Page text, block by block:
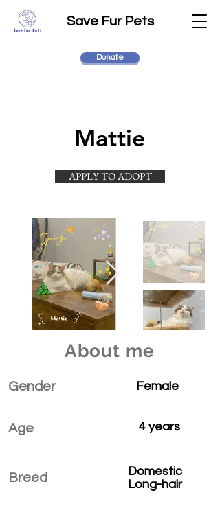
Save Fur Pets
Donate
Mattie
APPLY TO ADOPT
About me
Gender
Age
Breed
Female
4 years
Domestic
Long-hair